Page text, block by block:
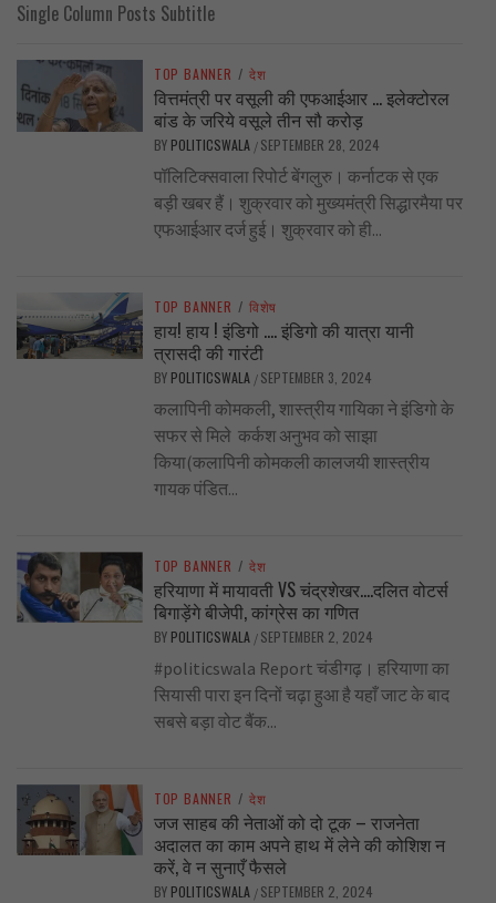
Single Column Posts Subtitle
TOP BANNER / देश
वित्तमंत्री पर वसूली की एफआईआर … इलेक्टोरल
बांड के जरिये वसूले तीन सौ करोड़
BY POLITICSWALA / SEPTEMBER 28, 2024
पॉलिटिक्सवाला रिपोर्ट बेंगलुरु। कर्नाटक से एक
बड़ी खबर हैं। शुक्रवार को मुख्यमंत्री सिद्धारमैया पर
एफआईआर दर्ज हुई। शुक्रवार को ही...
TOP BANNER / विशेष
हाय! हाय ! इंडिगो …. इंडिगो की यात्रा यानी
त्रासदी की गारंटी
BY POLITICSWALA / SEPTEMBER 3, 2024
कलापिनी कोमकली, शास्त्रीय गायिका ने इंडिगो के
सफर से मिले कर्कश अनुभव को साझा
किया(कलापिनी कोमकली कालजयी शास्त्रीय
गायक पंडित...
TOP BANNER / देश
हरियाणा में मायावती VS चंद्रशेखर….दलित वोटर्स
बिगाड़ेंगे बीजेपी, कांग्रेस का गणित
BY POLITICSWALA / SEPTEMBER 2, 2024
#politicswala Report चंडीगढ़। हरियाणा का
सियासी पारा इन दिनों चढ़ा हुआ है यहाँ जाट के बाद
सबसे बड़ा वोट बैंक...
TOP BANNER / देश
जज साहब की नेताओं को दो टूक – राजनेता
अदालत का काम अपने हाथ में लेने की कोशिश न
करें, वे न सुनाएँ फैसले
BY POLITICSWALA / SEPTEMBER 2, 2024